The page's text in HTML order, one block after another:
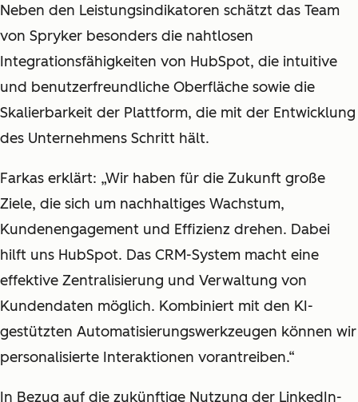
Neben den Leistungsindikatoren schätzt das Team
von Spryker besonders die nahtlosen
Integrationsfähigkeiten von HubSpot, die intuitive
und benutzerfreundliche Oberfläche sowie die
Skalierbarkeit der Plattform, die mit der Entwicklung
des Unternehmens Schritt hält.
Farkas erklärt: „Wir haben für die Zukunft große
Ziele, die sich um nachhaltiges Wachstum,
Kundenengagement und Effizienz drehen. Dabei
hilft uns HubSpot. Das CRM-System macht eine
effektive Zentralisierung und Verwaltung von
Kundendaten möglich. Kombiniert mit den KI-
gestützten Automatisierungswerkzeugen können wir
personalisierte Interaktionen vorantreiben.“
In Bezug auf die zukünftige Nutzung der LinkedIn-